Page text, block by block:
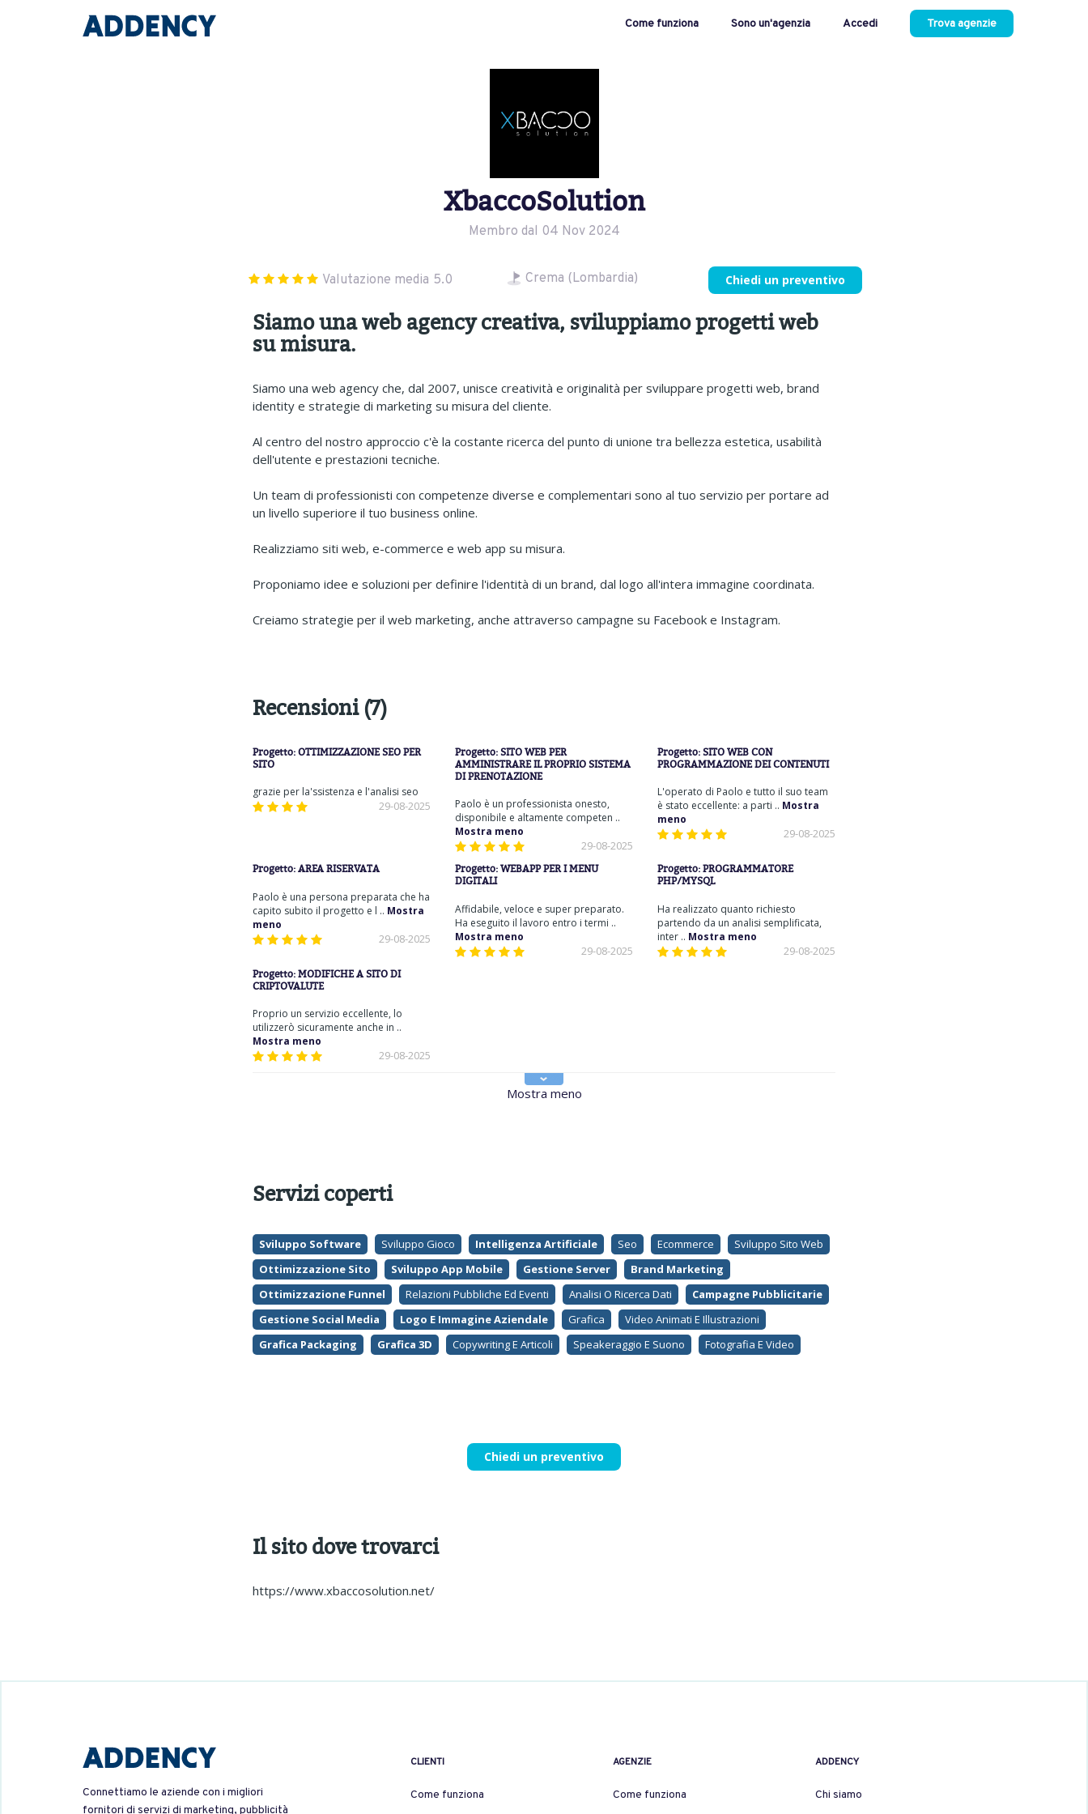
Come funziona Sono un'agenzia Accedi Trova agenzie
XbaccoSolution
Membro dal 04 Nov 2024
Valutazione media 5.0 Crema (Lombardia) Chiedi un preventivo
Siamo una web agency creativa, sviluppiamo progetti web
su misura.
Siamo una web agency che, dal 2007, unisce creatività e originalità per sviluppare progetti web, brand
identity e strategie di marketing su misura del cliente.
Al centro del nostro approccio c'è la costante ricerca del punto di unione tra bellezza estetica, usabilità
dell'utente e prestazioni tecniche.
Un team di professionisti con competenze diverse e complementari sono al tuo servizio per portare ad
un livello superiore il tuo business online.
Realizziamo siti web, e-commerce e web app su misura.
Proponiamo idee e soluzioni per definire l'identità di un brand, dal logo all'intera immagine coordinata.
Creiamo strategie per il web marketing, anche attraverso campagne su Facebook e Instagram.
Recensioni (7)
Progetto:OTTIMIZZAZIONE SEO PER
SITO
grazie per la'ssistenza e l'analisi seo
29-08-2025
Progetto:SITO WEB PER
AMMINISTRARE IL PROPRIO SISTEMA
DI PRENOTAZIONE
Paolo è un professionista onesto,
disponibile e altamente competen ..
Mostra meno
29-08-2025
Progetto:SITO WEB CON
PROGRAMMAZIONE DEI CONTENUTI
L'operato di Paolo e tutto il suo team
è stato eccellente: a parti .. Mostra
meno
29-08-2025
Progetto:AREA RISERVATA
Paolo è una persona preparata che ha
capito subito il progetto e l .. Mostra
meno
29-08-2025
Progetto:WEBAPP PER I MENU
DIGITALI
Affidabile, veloce e super preparato.
Ha eseguito il lavoro entro i termi ..
Mostra meno
29-08-2025
Progetto:PROGRAMMATORE
PHP/MYSQL
Ha realizzato quanto richiesto
partendo da un analisi semplificata,
inter .. Mostra meno
29-08-2025
Progetto:MODIFICHE A SITO DI
CRIPTOVALUTE
Proprio un servizio eccellente, lo
utilizzerò sicuramente anche in ..
Mostra meno
29-08-2025
Mostra meno
Servizi coperti
Sviluppo Software Sviluppo Gioco Intelligenza Artificiale Seo Ecommerce
Sviluppo Sito Web
Ottimizzazione Sito
Sviluppo App Mobile Gestione Server
Brand Marketing
Ottimizzazione Funnel
Relazioni Pubbliche Ed Eventi Analisi O Ricerca Dati
Campagne Pubblicitarie
Gestione Social Media
Logo E Immagine Aziendale Grafica
Video Animati E Illustrazioni
Grafica Packaging
Grafica 3D Copywriting E Articoli Speakeraggio E Suono Fotografia E Video
Chiedi un preventivo
Il sito dove trovarci
https://www.xbaccosolution.net/
Connettiamo le aziende con i migliori
fornitori di servizi di marketing, pubblicità
CLIENTI
Come funziona
AGENZIE
Come funziona
ADDENCY
Chi siamo